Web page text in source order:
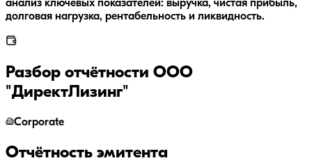
анализ ключевых показателей: выручка, чистая прибыль,
долговая нагрузка, рентабельность и ликвидность.
Разбор отчётности ООО
"ДиректЛизинг"
Corporate
Отчётность эмитента